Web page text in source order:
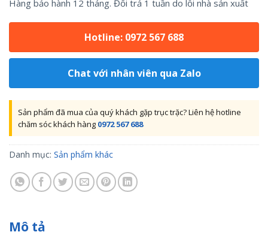
Hàng bảo hành 12 tháng. Đổi trả 1 tuần do lỗi nhà sản xuất
Hotline: 0972 567 688
Chat với nhân viên qua Zalo
Sản phẩm đã mua của quý khách gặp trục trặc? Liên hệ hotline
chăm sóc khách hàng 0972 567 688
Danh mục: Sản phẩm khác
Mô tả